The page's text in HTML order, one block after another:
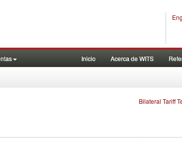
Inicio Acerca de WITS
Bilateral Tariff